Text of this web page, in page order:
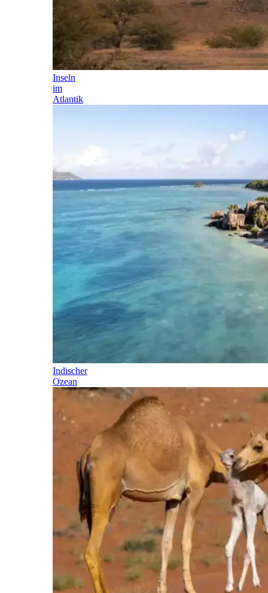
Inseln
im
Atlantik
Indischer
Ozean